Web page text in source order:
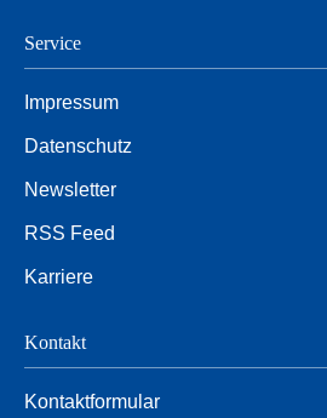
Service
Impressum
Datenschutz
Newsletter
RSS Feed
Karriere
Kontakt
Kontaktformular